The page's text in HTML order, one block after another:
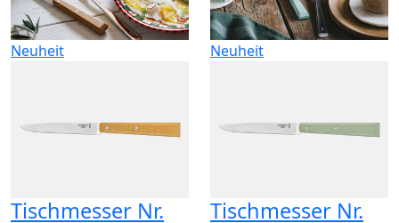
Neuheit
Tischmesser Nr.
Neuheit
Tischmesser Nr.